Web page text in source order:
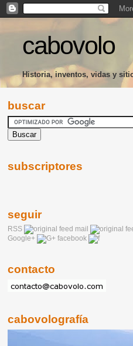
cabovolo
Historia, inventos, vidas y
buscar
subscriptores
seguir
RSS mail
Google+
facebook
contacto
cabovolografía